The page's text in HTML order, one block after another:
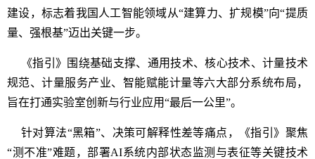
建设，标志着我国人工智能领域从“建算力、扩规模”向“提质
量、强根基”迈出关键一步。
《指引》围绕基础支撑、通用技术、核心技术、计量技术
规范、计量服务产业、智能赋能计量等六大部分系统布局，
旨在打通实验室创新与行业应用“最后一公里”。
针对算法“黑箱”、决策可解释性差等痛点，《指引》聚焦
“测不准”难题，部署AI系统内部状态监测与表征等关键技术